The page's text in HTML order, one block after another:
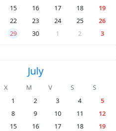
15 16 17 18
19
22 23 24 25
26
29 30 1 2 3
July
X M V S
S
1 2 3 4
5
8 9 10 11
12
15 16 17 18
19